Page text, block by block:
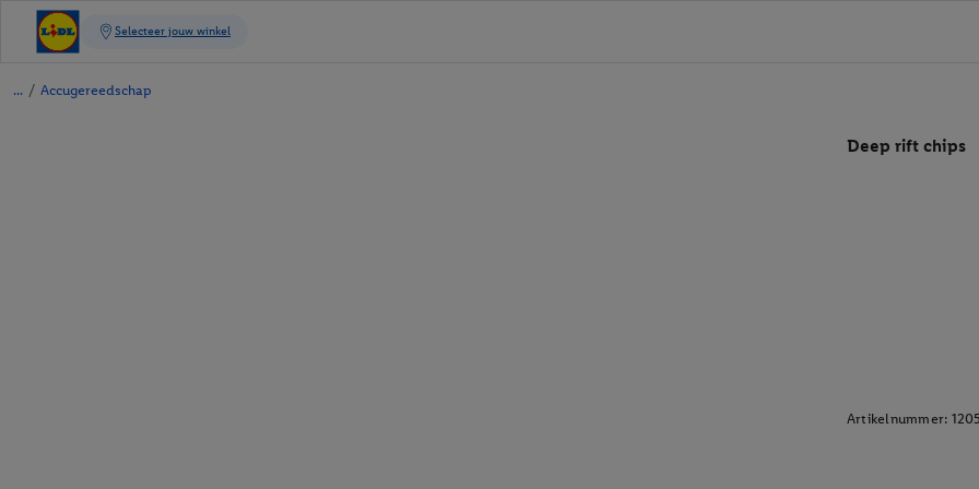
/ Accugereedschap
Deep rift chips
Artikelnummer: